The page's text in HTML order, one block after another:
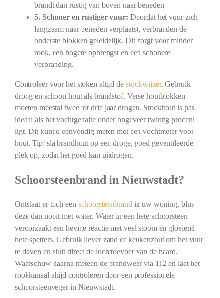
brandt dan rustig van boven naar beneden.
5. Schoner en rustiger vuur: Doordat het vuur zich
langzaam naar beneden verplaatst, verbranden de
onderste blokken geleidelijk. Dit zorgt voor minder
rook, een hogere opbrengst en een schonere
verbranding.
Controleer voor het stoken altijd de stookwijzer. Gebruik
droog en schoon hout als brandstof. Verse houtblokken
moeten meestal twee tot drie jaar drogen. Stookhout is pas
ideaal als het vochtgehalte onder ongeveer twintig procent
ligt. Dit kunt u eenvoudig meten met een vochtmeter voor
hout. Tip: sla brandhout op een droge, goed geventileerde
plek op, zodat het goed kan uitdrogen.
Schoorsteenbrand in Nieuwstadt?
Ontstaat er toch een schoorsteenbrand in uw woning, blus
deze dan nooit met water. Water in een hete schoorsteen
veroorzaakt een hevige reactie met veel stoom en gloeiend
hete spetters. Gebruik liever zand of keukenzout om het vuur
te doven en sluit direct de luchttoevoer van de haard.
Waarschuw daarna meteen de brandweer via 112 en laat het
rookkanaal altijd controleren door een professionele
schoorsteenveger in Nieuwstadt.